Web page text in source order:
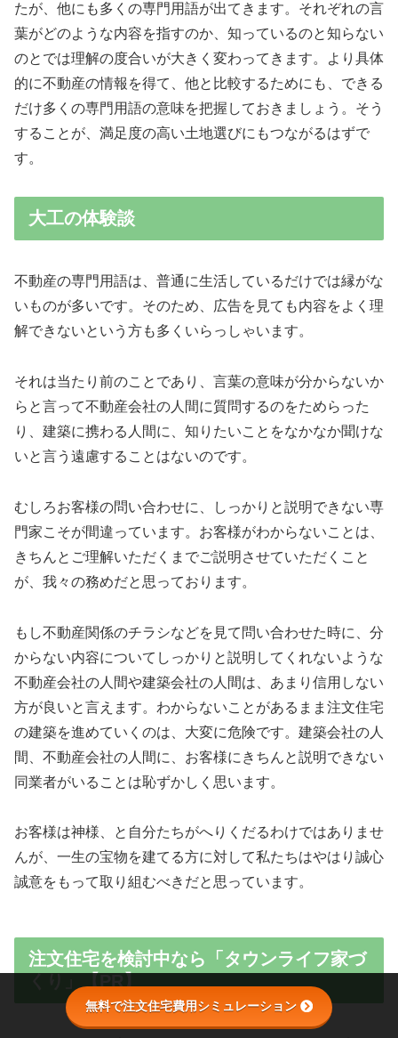
たが、他にも多くの専門用語が出てきます。それぞれの言
葉がどのような内容を指すのか、知っているのと知らない
のとでは理解の度合いが大きく変わってきます。より具体
的に不動産の情報を得て、他と比較するためにも、できる
だけ多くの専門用語の意味を把握しておきましょう。そう
することが、満足度の高い土地選びにもつながるはずで
す。
大工の体験談
不動産の専門用語は、普通に生活しているだけでは縁がな
いものが多いです。そのため、広告を見ても内容をよく理
解できないという方も多くいらっしゃいます。
それは当たり前のことであり、言葉の意味が分からないか
らと言って不動産会社の人間に質問するのをためらった
り、建築に携わる人間に、知りたいことをなかなか聞けな
いと言う遠慮することはないのです。
むしろお客様の問い合わせに、しっかりと説明できない専
門家こそが間違っています。お客様がわからないことは、
きちんとご理解いただくまでご説明させていただくこと
が、我々の務めだと思っております。
もし不動産関係のチラシなどを見て問い合わせた時に、分
からない内容についてしっかりと説明してくれないような
不動産会社の人間や建築会社の人間は、あまり信用しない
方が良いと言えます。わからないことがあるまま注文住宅
の建築を進めていくのは、大変に危険です。建築会社の人
間、不動産会社の人間に、お客様にきちんと説明できない
同業者がいることは恥ずかしく思います。
お客様は神様、と自分たちがへりくだるわけではありませ
んが、一生の宝物を建てる方に対して私たちはやはり誠心
誠意をもって取り組むべきだと思っています。
注文住宅を検討中なら「タウンライフ家づ
くり」【PR】
無料で注文住宅費用シミュレーション